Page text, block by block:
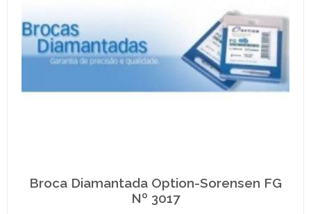
Broca Diamantada Option-Sorensen FG
Nº 3017